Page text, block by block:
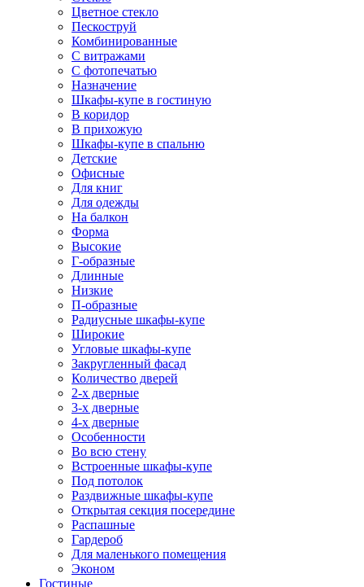
Цветное стекло
Пескоструй
Комбинированные
С витражами
С фотопечатью
Назначение
Шкафы-купе в гостиную
В коридор
В прихожую
Шкафы-купе в спальню
Детские
Офисные
Для книг
Для одежды
На балкон
Форма
Высокие
Г-образные
Длинные
Низкие
П-образные
Радиусные шкафы-купе
Широкие
Угловые шкафы-купе
Закругленный фасад
Количество дверей
2-х дверные
3-х дверные
4-х дверные
Особенности
Во всю стену
Встроенные шкафы-купе
Под потолок
Раздвижные шкафы-купе
Открытая секция посередине
Распашные
Гардероб
Для маленького помещения
Эконом
Гостиные